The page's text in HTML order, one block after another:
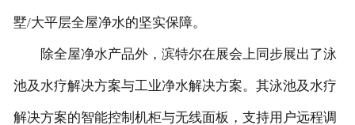
墅/大平层全屋净水的坚实保障。
除全屋净水产品外，滨特尔在展会上同步展出了泳
池及水疗解决方案与工业净水解决方案。其泳池及水疗
解决方案的智能控制机柜与无线面板，支持用户远程调